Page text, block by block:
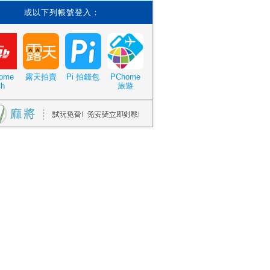
或以下列帳號登入：
露天拍賣 Pi 拍錢包
PChome
旅遊